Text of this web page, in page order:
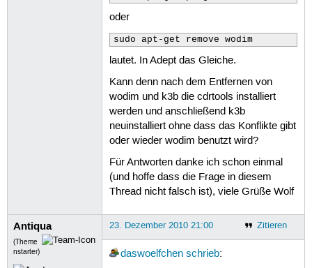
oder
sudo apt-get remove wodim
lautet. In Adept das Gleiche.
Kann denn nach dem Entfernen von
wodim und k3b die cdrtools installiert
werden und anschließend k3b
neuinstalliert ohne dass das Konflikte gibt
oder wieder wodim benutzt wird?
Für Antworten danke ich schon einmal
(und hoffe dass die Frage in diesem
Thread nicht falsch ist), viele Grüße Wolf
Antiqua
(Theme
nstarter)
Zitieren
23. Dezember 2010 21:00
daswoelfchen schrieb: